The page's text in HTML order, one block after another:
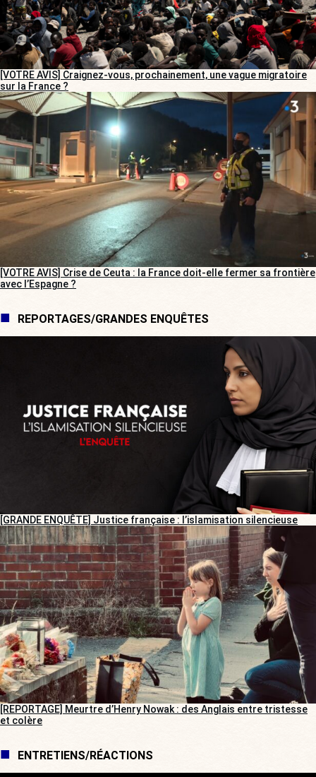
[VOTRE AVIS] Craignez-vous, prochainement, une vague migratoire
sur la France ?
[VOTRE AVIS] Crise de Ceuta : la France doit-elle fermer sa frontière
avec l’Espagne ?
REPORTAGES/GRANDES ENQUÊTES
[GRANDE ENQUÊTE] Justice française : l’islamisation silencieuse
[REPORTAGE] Meurtre d’Henry Nowak : des Anglais entre tristesse
et colère
ENTRETIENS/RÉACTIONS